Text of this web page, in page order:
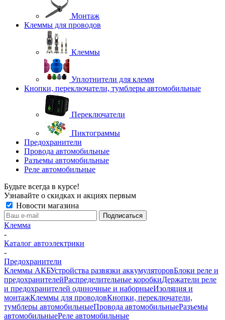
Монтаж
Клеммы для проводов
Клеммы
Уплотнители для клемм
Кнопки, переключатели, тумблеры автомобильные
Переключатели
Пиктограммы
Предохранители
Провода автомобильные
Разъемы автомобильные
Реле автомобильные
Будьте всегда в курсе!
Узнавайте о скидках и акциях первым
Новости магазина
Клемма
-
Каталог автоэлектрики
-
Предохранители
Клеммы АКБУстройства развязки аккумуляторовБлоки реле и
предохранителейРаспределительные коробкиДержатели реле
и предохранителей одиночные и наборныеИзоляция и
монтажКлеммы для проводовКнопки, переключатели,
тумблеры автомобильныеПровода автомобильныеРазъемы
автомобильныеРеле автомобильные